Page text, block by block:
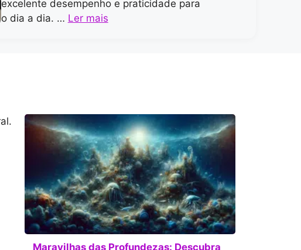
excelente desempenho e praticidade para
o dia a dia. … Ler mais
Maravilhas das Profundezas: Descubra